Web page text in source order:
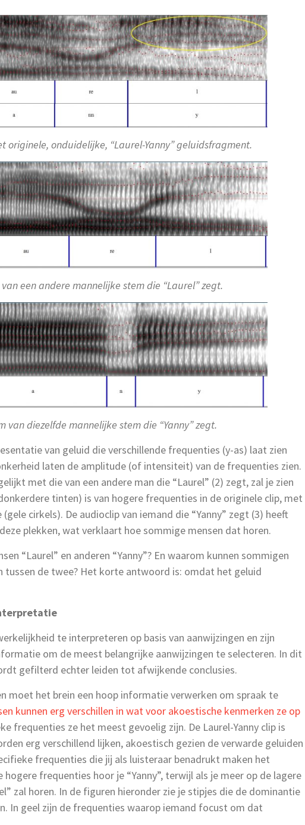
originele, onduidelijke, “Laurel-Yanny” geluidsfragment.
een andere mannelijke stem die “Laurel” zegt.
van diezelfde mannelijke stem die “Yanny” zegt.
van geluid die verschillende frequenties (y-as) laat zien
laten de amplitude (of intensiteit) van de frequenties zien.
met die van een andere man die “Laurel” (2) zegt, zal je zien
tinten) is van hogere frequenties in de originele clip, met
cirkels). De audioclip van iemand die “Yanny” zegt (3) heeft
plekken, wat verklaart hoe sommige mensen dat horen.
“Laurel” en anderen “Yanny”? En waarom kunnen sommigen
tussen de twee? Het korte antwoord is: omdat het geluid
te interpreteren op basis van aanwijzingen en zijn
om de meest belangrijke aanwijzingen te selecteren. In dit
gefilterd echter leiden tot afwijkende conclusies.
moet het brein een hoop informatie verwerken om spraak te
kunnen erg verschillen in wat voor akoestische kenmerken ze op
frequenties ze het meest gevoelig zijn. De Laurel-Yanny clip is
erg verschillend lijken, akoestisch gezien de verwarde geluiden
frequenties die jij als luisteraar benadrukt maken het
frequenties hoor je “Yanny”, terwijl als je meer op de lagere
zal horen. In de figuren hieronder zie je stipjes die de dominantie
In geel zijn de frequenties waarop iemand focust om dat